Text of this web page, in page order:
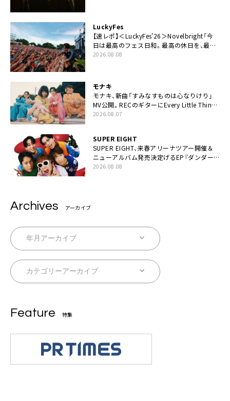
LuckyFes
【速レポ】＜LuckyFes’26＞Novelbright「今
日は最高のフェス日和。最高の休日を、最高
の夏休みを作っていきたい」
2026.08.08
モナキ
モナキ、新曲「すみなすものは心なりけり」
MV公開。RECのギターにEvery Little Thing・
伊藤一朗参加も
2026.08.07
SUPER EIGHT
SUPER EIGHT、来春アリーナツアー開催＆
ニューアルバム発売決定げるEP『ダンダー
ラ』本日リリース
2026.08.08
Archives アーカイブ
Feature 特集